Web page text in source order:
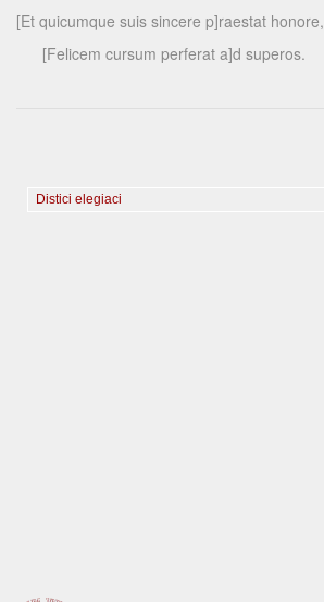
[Et quicumque suis sincere p]raestat honore,
[Felicem cursum perferat a]d superos.
Distici elegiaci